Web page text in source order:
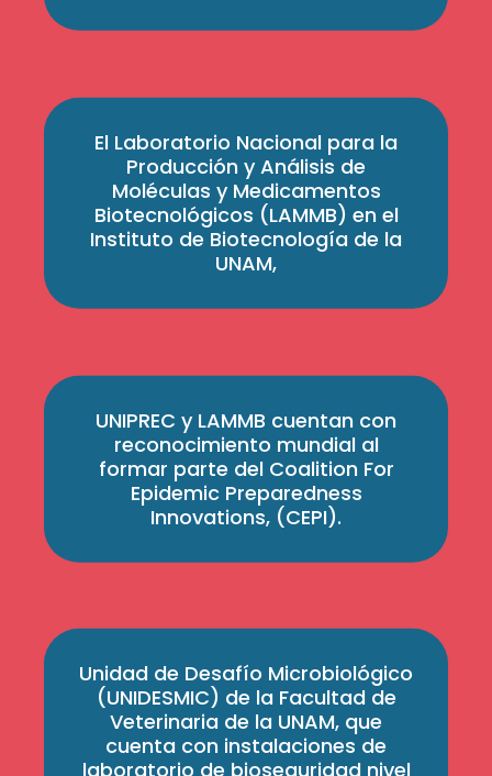
El Laboratorio Nacional para la
Producción y Análisis de
Moléculas y Medicamentos
Biotecnológicos (LAMMB) en el
Instituto de Biotecnología de la
UNAM,
UNIPREC y LAMMB cuentan con
reconocimiento mundial al
formar parte del Coalition For
Epidemic Preparedness
Innovations, (CEPI).
Unidad de Desafío Microbiológico
(UNIDESMIC) de la Facultad de
Veterinaria de la UNAM, que
cuenta con instalaciones de
laboratorio de bioseguridad nivel